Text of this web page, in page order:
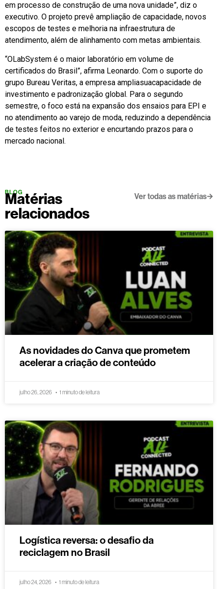
em processo de construção de uma nova unidade”, diz o
executivo. O projeto prevê ampliação de capacidade, novos
escopos de testes e melhoria na infraestrutura de
atendimento, além de alinhamento com metas ambientais.
“OLabSystem é o maior laboratório em volume de
certificados do Brasil”, afirma Leonardo. Com o suporte do
grupo Bureau Veritas, a empresa ampliasuacapacidade de
investimento e padronização global. Para o segundo
semestre, o foco está na expansão dos ensaios para EPI e
no atendimento ao varejo de moda, reduzindo a dependência
de testes feitos no exterior e encurtando prazos para o
mercado nacional.
BLOG
Matérias
relacionados
Ver todas as matérias
As novidades do Canva que prometem
acelerar a criação de conteúdo
julho 26, 2026 1 minuto de leitura
Logística reversa: o desafio da
reciclagem no Brasil
julho 24, 2026 1 minuto de leitura